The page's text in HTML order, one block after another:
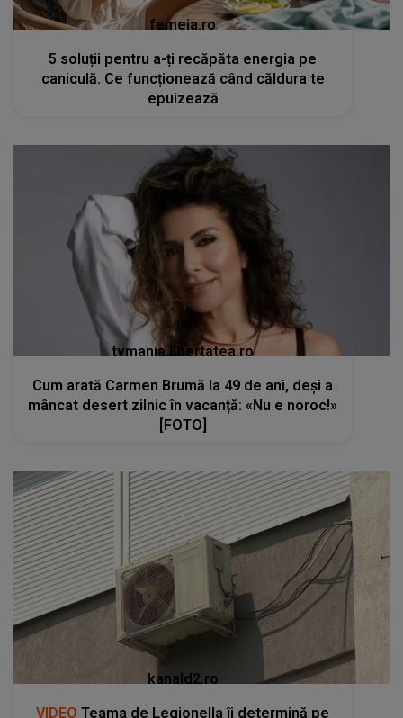
femeia.ro
5 soluții pentru a-ți recăpăta energia pe
caniculă. Ce funcționează când căldura te
epuizează
tvmania.libertatea.ro
Cum arată Carmen Brumă la 49 de ani, deși a
mâncat desert zilnic în vacanță: «Nu e noroc!»
[FOTO]
kanald2.ro
VIDEO Teama de Legionella îi determină pe